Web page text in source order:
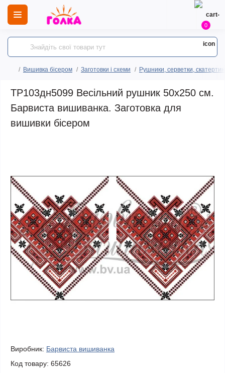
0
Вишивка бісером Заготовки і схеми Рушники, серветки,
ТР103дн5099 Весільний рушник 50х250 см.
Барвиста вишиванка. Заготовка для
вишивки бісером
Виробник: Барвиста вишиванка
Код товару: 65626